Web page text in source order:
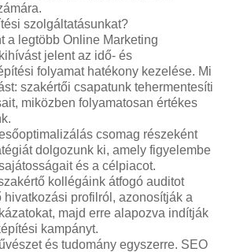
szolgáltatásunkat?
a legtöbb Online Marketing
jelent az idő- és
folyamat hatékony kezelése. Mi
szakértői csapatunk tehermentesíti
miközben folyamatosan értékes
csomag részeként
dolgozunk ki, amely figyelembe
és a célpiacot.
kollégáink átfogó auditot
hivatkozási profilról, azonosítják a
majd erre alapozva indítják
kampányt.
és tudomány egyszerre. SEO